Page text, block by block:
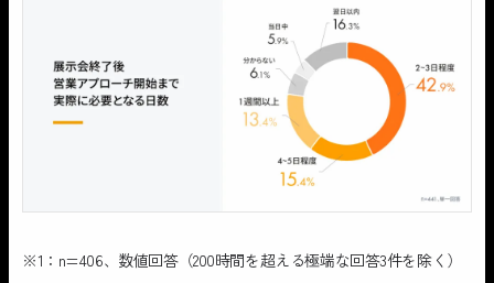
※1：n=406、数値回答（200時間を超える極端な回答3件を除く）